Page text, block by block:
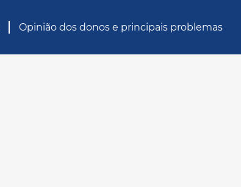
Opinião dos donos e principais problemas